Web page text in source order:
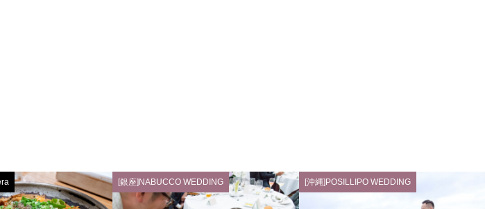
[銀座]NABUCCO WEDDING [沖縄]POSILLIPO WEDDING